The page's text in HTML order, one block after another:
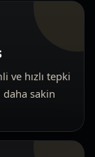
ve hızlı tepki
sakin